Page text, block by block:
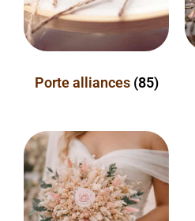
Porte alliances (85)